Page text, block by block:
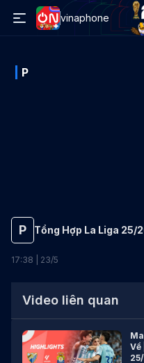
vinaphone
P
P Tổng Hợp La Liga 25/
17:38 23/5
Video liên quan
Về